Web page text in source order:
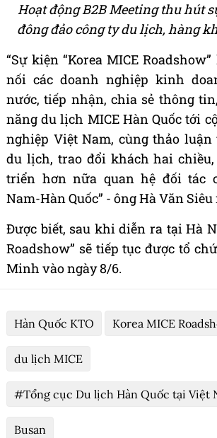
Hoạt động B2B Meeting thu hút
đông đảo công ty du lịch, hàng
“Sự kiện “Korea MICE
nối các doanh nghiệp kinh
nước, tiếp nhận, chia sẻ thông
năng du lịch MICE Hàn Quốc tới
nghiệp Việt Nam, cùng thảo
du lịch, trao đổi khách hai
triển hơn nữa quan hệ đối tác
Nam-Hàn Quốc” - ông Hà Văn
Được biết, sau khi diễn ra tại Hà
Roadshow” sẽ tiếp tục được tổ
Minh vào ngày 8/6.
Hàn Quốc KTO Korea MICE
du lịch MICE
#Tổng cục Du lịch Hàn Quốc tại Việt
Busan